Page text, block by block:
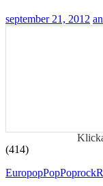
september 21, 2012
(414)
EuropopPopPoprock